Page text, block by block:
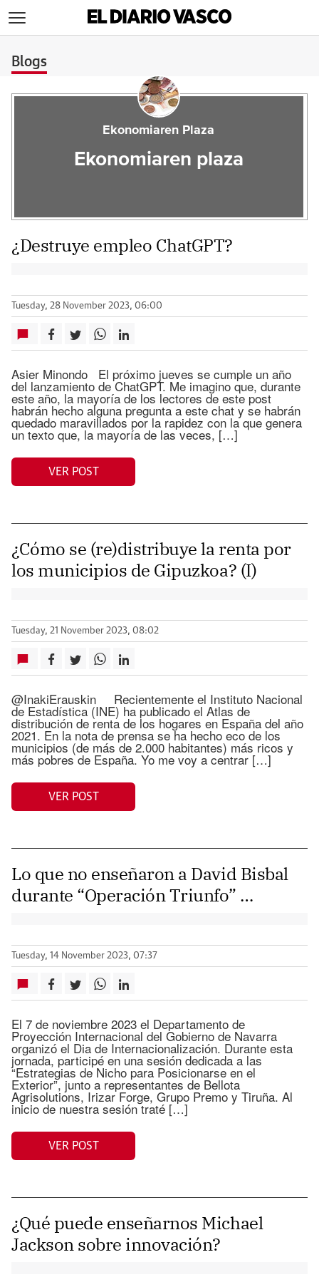
Blogs
Ekonomiaren Plaza
Ekonomiaren plaza
¿Destruye empleo ChatGPT?
Tuesday, 28 November 2023, 06:00
Asier Minondo El próximo jueves se cumple un año
del lanzamiento de ChatGPT. Me imagino que, durante
este año, la mayoría de los lectores de este post
habrán hecho alguna pregunta a este chat y se habrán
quedado maravillados por la rapidez con la que genera
un texto que, la mayoría de las veces, […]
VER POST
¿Cómo se (re)distribuye la renta por
los municipios de Gipuzkoa? (I)
Tuesday, 21 November 2023, 08:02
@InakiErauskin Recientemente el Instituto Nacional
de Estadística (INE) ha publicado el Atlas de
distribución de renta de los hogares en España del año
2021. En la nota de prensa se ha hecho eco de los
municipios (de más de 2.000 habitantes) más ricos y
más pobres de España. Yo me voy a centrar […]
VER POST
Lo que no enseñaron a David Bisbal
durante “Operación Triunfo” …
Tuesday, 14 November 2023, 07:37
El 7 de noviembre 2023 el Departamento de
Proyección Internacional del Gobierno de Navarra
organizó el Dia de Internacionalización. Durante esta
jornada, participé en una sesión dedicada a las
“Estrategias de Nicho para Posicionarse en el
Exterior”, junto a representantes de Bellota
Agrisolutions, Irizar Forge, Grupo Premo y Tiruña. Al
inicio de nuestra sesión traté […]
VER POST
¿Qué puede enseñarnos Michael
Jackson sobre innovación?